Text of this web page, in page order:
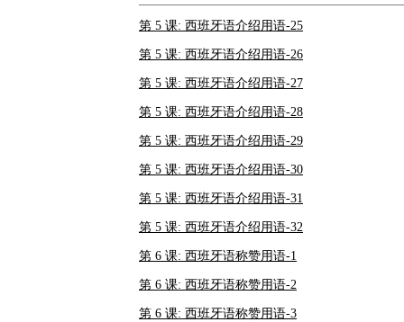
第 5 课: 西班牙语介绍用语-25
第 5 课: 西班牙语介绍用语-26
第 5 课: 西班牙语介绍用语-27
第 5 课: 西班牙语介绍用语-28
第 5 课: 西班牙语介绍用语-29
第 5 课: 西班牙语介绍用语-30
第 5 课: 西班牙语介绍用语-31
第 5 课: 西班牙语介绍用语-32
第 6 课: 西班牙语称赞用语-1
第 6 课: 西班牙语称赞用语-2
第 6 课: 西班牙语称赞用语-3